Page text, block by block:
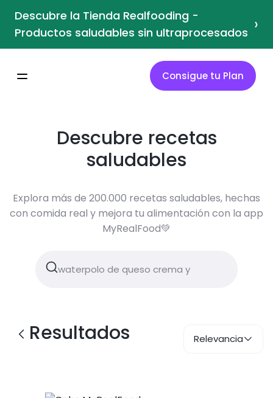
Descubre la Tienda Realfooding -
Productos saludables sin ultraprocesados ›
Consigue tu Plan
Descubre recetas
saludables
Explora más de 200.000 recetas saludables, hechas
con comida real y mejora tu alimentación con la app
MyRealFood💚
Resultados Relevancia